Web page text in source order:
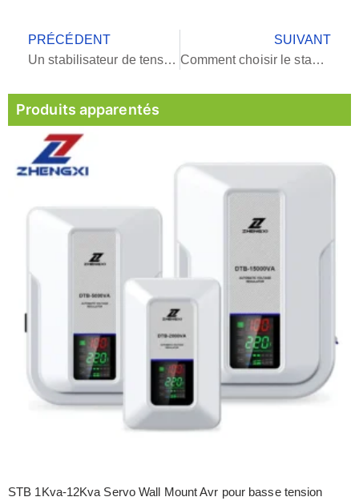
PRÉCÉDENT
Un stabilisateur de tension est-il nécessaire pour le courant alternatif avec onduleur intégré ?
SUIVANT
Comment choisir le stabilisateur de tension de capacité adaptée à vos besoins ?
Produits apparentés
STB 1Kva-12Kva Servo Wall Mount Avr pour basse tension